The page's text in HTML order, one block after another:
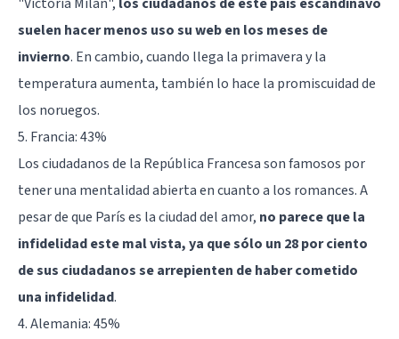
suelen hacer menos uso su web en los meses de
invierno. En cambio, cuando llega la primavera y la
temperatura aumenta, también lo hace la promiscuidad de
los noruegos.
5. Francia: 43%
Los ciudadanos de la República Francesa son famosos por
tener una mentalidad abierta en cuanto a los romances. A
pesar de que París es la ciudad del amor, no parece que la
infidelidad este mal vista, ya que sólo un 28 por ciento
de sus ciudadanos se arrepienten de haber cometido
una infidelidad.
4. Alemania: 45%